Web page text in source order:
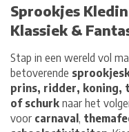
Sprookjes
Klassiek &
Stap in een wereld vol
betoverende
prins, ridder, koning,
of schurk naar het
voor carnaval ,